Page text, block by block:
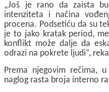
„Još je rano da zaista
intenziteta i načina
procena. Podsetiću da su
je to jako kratak period,
konflikt može dalje da
odrazi na pokrete ljudi“,
Prema njegovim rečima,
naglog rasta broja interno